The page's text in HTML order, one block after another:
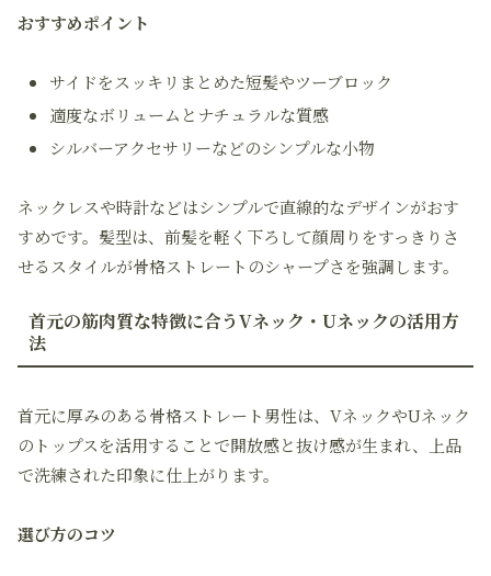
おすすめポイント
サイドをスッキリまとめた短髪やツーブロック
適度なボリュームとナチュラルな質感
シルバーアクセサリーなどのシンプルな小物
ネックレスや時計などはシンプルで直線的なデザインがおす
すめです。髪型は、前髪を軽く下ろして顔周りをすっきりさ
せるスタイルが骨格ストレートのシャープさを強調します。
首元の筋肉質な特徴に合うVネック・Uネックの活用方
法
首元に厚みのある骨格ストレート男性は、VネックやUネック
のトップスを活用することで開放感と抜け感が生まれ、上品
で洗練された印象に仕上がります。
選び方のコツ